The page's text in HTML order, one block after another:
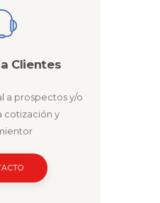
Clientes
a prospectos y/o
cotización y